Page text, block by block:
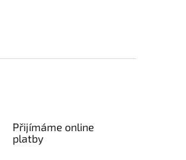
Přijímáme online
platby